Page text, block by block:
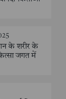
के शरीर के
जगत में